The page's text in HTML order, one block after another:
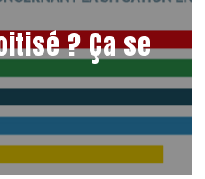
? Ça se